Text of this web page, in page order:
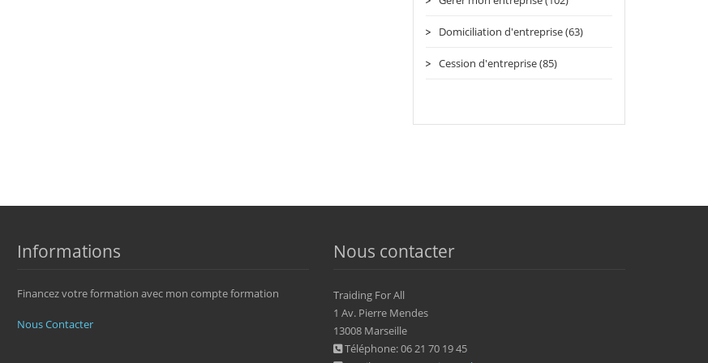
Domiciliation d'entreprise (63)
Cession d'entreprise (85)
Informations
Financez votre formation avec mon compte formation
Nous Contacter
Nous contacter
Traiding For All
1 Av. Pierre Mendes
13008 Marseille
Téléphone: 06 21 70 19 45